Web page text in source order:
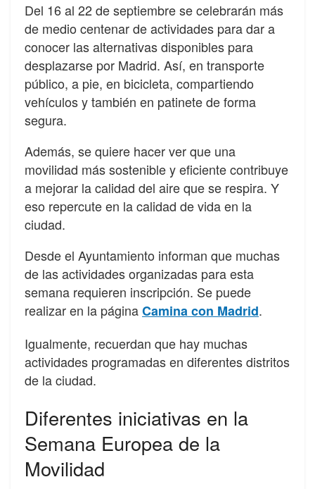
Del 16 al 22 de septiembre se celebrarán más
de medio centenar de actividades para dar a
conocer las alternativas disponibles para
desplazarse por Madrid. Así, en transporte
público, a pie, en bicicleta, compartiendo
vehículos y también en patinete de forma
segura.
Además, se quiere hacer ver que una
movilidad más sostenible y eficiente contribuye
a mejorar la calidad del aire que se respira. Y
eso repercute en la calidad de vida en la
ciudad.
Desde el Ayuntamiento informan que muchas
de las actividades organizadas para esta
semana requieren inscripción. Se puede
realizar en la páginaCamina con Madrid.
Igualmente, recuerdan que hay muchas
actividades programadas en diferentes distritos
de la ciudad.
Diferentes iniciativas en la
Semana Europea de la
Movilidad